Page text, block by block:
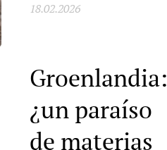
18.02.2026
Groenlandia:
¿un paraíso
de materias